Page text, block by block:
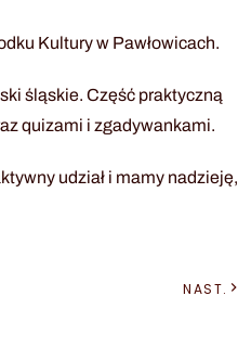
Kultury w Pawłowicach.
śląskie. Część praktyczną
quizami i zgadywankami.
udział i mamy nadzieję,
NAST.